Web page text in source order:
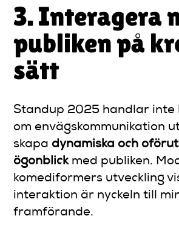
3. Interagera
publiken på
sätt
Standup 2025 handlar inte
om envägskommunikation
skapa dynamiska och
ögonblickmed publiken.
komediformers utveckling
interaktion är nyckeln till
framförande.